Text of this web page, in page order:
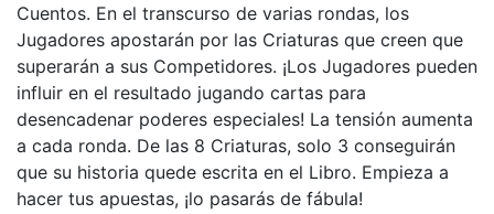
Cuentos. En el transcurso de varias rondas, los
Jugadores apostarán por las Criaturas que creen que
superarán a sus Competidores. ¡Los Jugadores pueden
influir en el resultado jugando cartas para
desencadenar poderes especiales! La tensión aumenta
a cada ronda. De las 8 Criaturas, solo 3 conseguirán
que su historia quede escrita en el Libro. Empieza a
hacer tus apuestas, ¡lo pasarás de fábula!